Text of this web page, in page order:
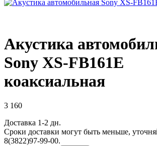
Акустика
Sony XS-FB161E
коаксиальная
3 160
Доставка 1-2 дн.
Сроки доставки могут быть меньше,
8(3822)97-99-00.